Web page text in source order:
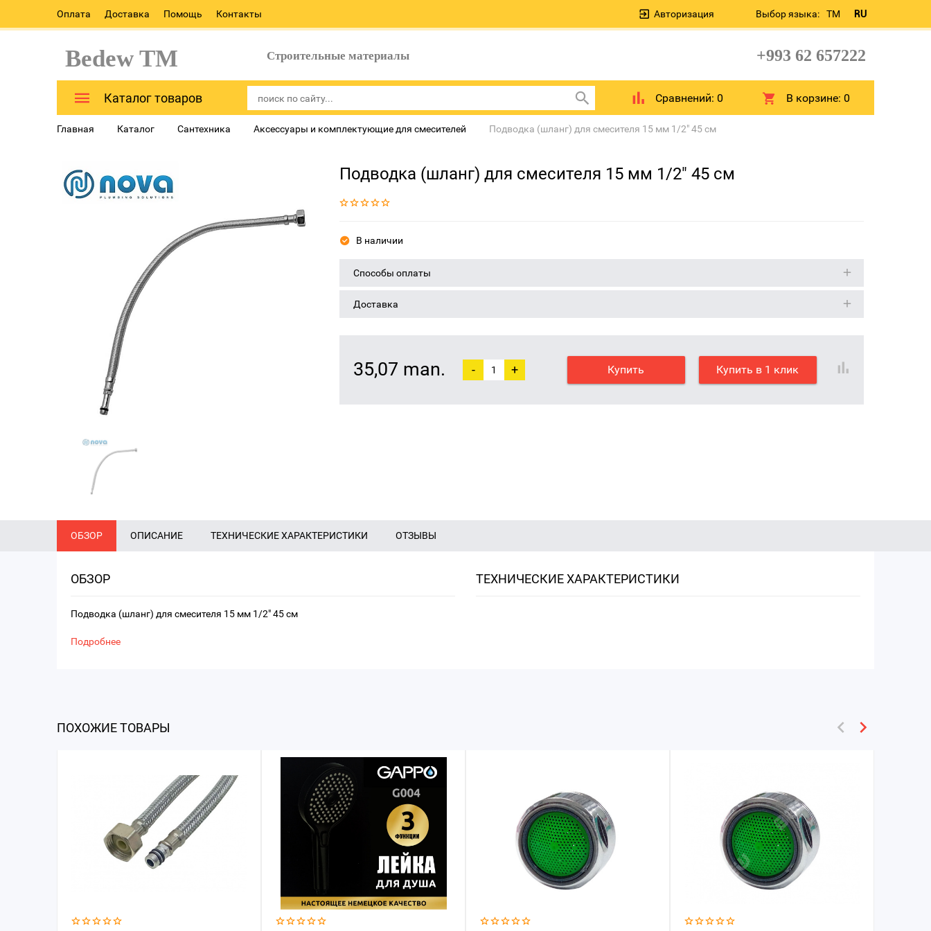
Оплата Доставка Помощь Контакты Выбор языка: TM RU
Авторизация
Bedew TM Строительные материалы +993 62 657222
Каталог товаров Сравнений: 0 В корзине:0
Главная Каталог Сантехника Аксессуары и комплектующие для смесителей Подводка (шланг) для смесителя 15 мм 1/2" 45 см
Подводка (шланг) для смесителя 15 мм 1/2" 45 см
В наличии
Способы оплаты
Доставка
35,07 man. - + Купить Купить в 1 клик
ОБЗОР ОПИСАНИЕ ТЕХНИЧЕСКИЕ ХАРАКТЕРИСТИКИ ОТЗЫВЫ
ОБЗОР
Подводка (шланг) для смесителя 15 мм 1/2" 45 см
Подробнее
ТЕХНИЧЕСКИЕ ХАРАКТЕРИСТИКИ
ПОХОЖИЕ ТОВАРЫ